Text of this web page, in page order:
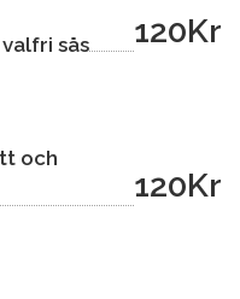
sås 120Kr
och
120Kr